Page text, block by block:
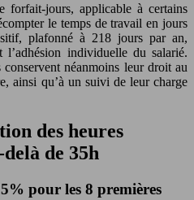
forfait-jours, applicable à certains
le temps de travail en jours
plafonné à 218 jours par an,
individuelle du salarié.
néanmoins leur droit au
ainsi qu’à un suivi de leur charge
des heures
de 35h
pour les 8 premières